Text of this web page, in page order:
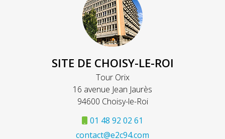
SITE DE CHOISY-LE-ROI
Tour Orix
16 avenue Jean Jaurès
94600 Choisy-le-Roi
01 48 92 02 61
contact@e2c94.com